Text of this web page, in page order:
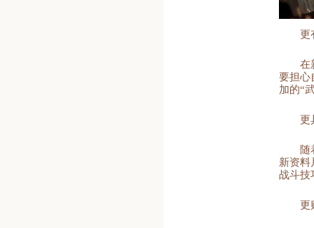
更
在
要担心
加的“
更
随
新资料
战斗技
更